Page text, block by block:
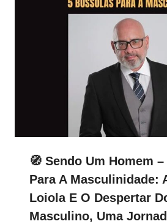
🧭 Sendo Um Homem
Para A Masculinidade:
Loiola E O Despertar
Masculino, Uma